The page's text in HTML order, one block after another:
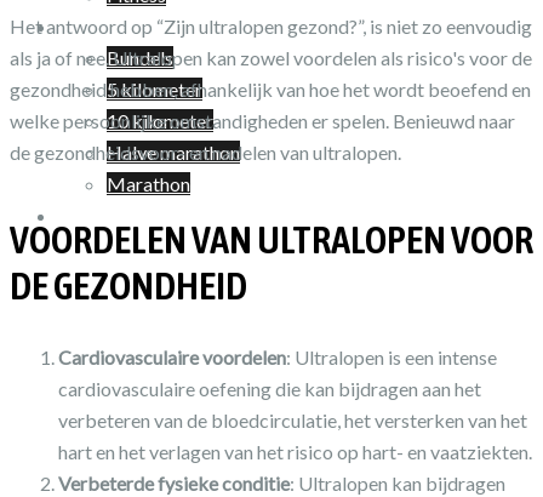
Shop
Bundels
5 kilometer
10 kilometer
Halve marathon
Marathon
Het antwoord op “Zijn ultralopen gezond?”, is niet zo eenvoudig
als ja of nee. Ultralopen kan zowel voordelen als risico's voor de
gezondheid hebben, afhankelijk van hoe het wordt beoefend en
welke persoonlijke omstandigheden er spelen. Benieuwd naar
de gezondheidsvoor- en nadelen van ultralopen.
VOORDELEN VAN ULTRALOPEN VOOR
DE GEZONDHEID
Cardiovasculaire voordelen: Ultralopen is een intense
cardiovasculaire oefening die kan bijdragen aan het
verbeteren van de bloedcirculatie, het versterken van het
hart en het verlagen van het risico op hart- en vaatziekten.
Verbeterde fysieke conditie: Ultralopen kan bijdragen